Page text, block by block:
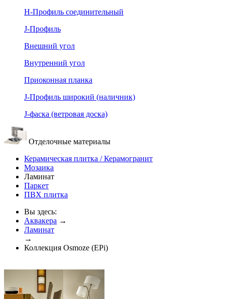
Н-Профиль соединительный
J-Профиль
Внешний угол
Внутренний угол
Приоконная планка
J-Профиль широкий (наличник)
J-фаска (ветровая доска)
Отделочные материалы
Керамическая плитка / Керамогранит
Мозаика
Ламинат
Паркет
ПВХ плитка
Вы здесь:
Аквакера →
Ламинат
→
Коллекция Osmoze (EPi)